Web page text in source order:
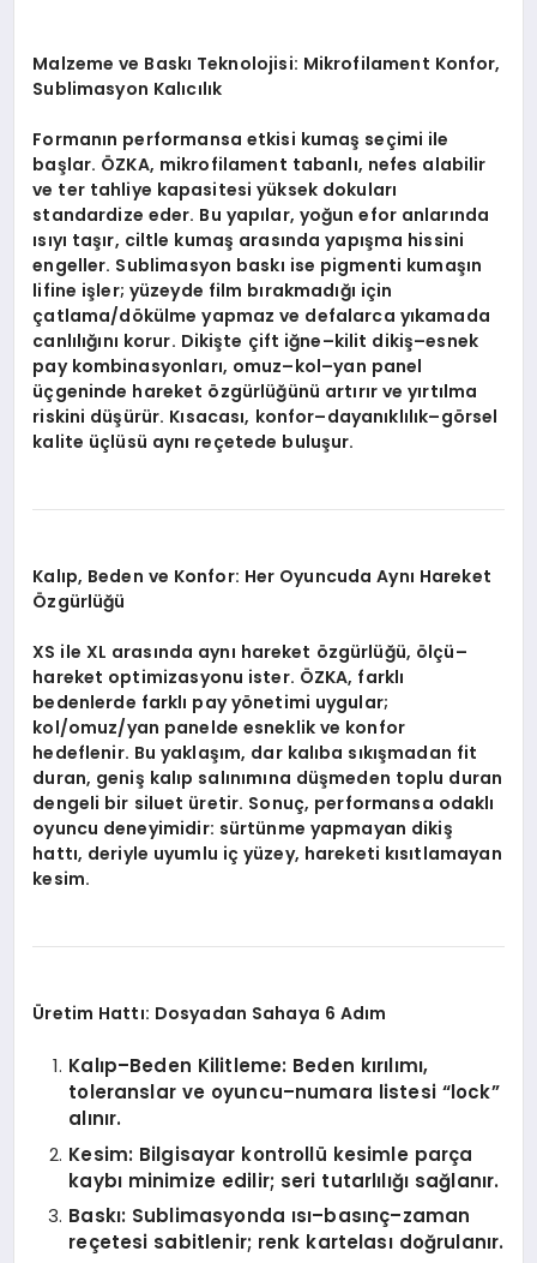
Malzeme ve Baskı Teknolojisi: Mikrofilament Konfor,
Sublimasyon Kalıcılık
Formanın performansa etkisi kumaş seçimi ile
başlar. ÖZKA, mikrofilament tabanlı, nefes alabilir
ve ter tahliye kapasitesi yüksek dokuları
standardize eder. Bu yapılar, yoğun efor anlarında
ısıyı taşır, ciltle kumaş arasında yapışma hissini
engeller. Sublimasyon baskı ise pigmenti kumaşın
lifine işler; yüzeyde film bırakmadığı için
çatlama/dökülme yapmaz ve defalarca yıkamada
canlılığını korur. Dikişte çift iğne–kilit dikiş–esnek
pay kombinasyonları, omuz–kol–yan panel
üçgeninde hareket özgürlüğünü artırır ve yırtılma
riskini düşürür. Kısacası, konfor–dayanıklılık–görsel
kalite üçlüsü aynı reçetede buluşur.
Kalıp, Beden ve Konfor: Her Oyuncuda Aynı Hareket
Özgürlüğü
XS ile XL arasında aynı hareket özgürlüğü, ölçü–
hareket optimizasyonu ister. ÖZKA, farklı
bedenlerde farklı pay yönetimi uygular;
kol/omuz/yan panelde esneklik ve konfor
hedeflenir. Bu yaklaşım, dar kalıba sıkışmadan fit
duran, geniş kalıp salınımına düşmeden toplu duran
dengeli bir siluet üretir. Sonuç, performansa odaklı
oyuncu deneyimidir: sürtünme yapmayan dikiş
hattı, deriyle uyumlu iç yüzey, hareketi kısıtlamayan
kesim.
Üretim Hattı: Dosyadan Sahaya 6 Adım
Kalıp–Beden Kilitleme: Beden kırılımı,
toleranslar ve oyuncu–numara listesi “lock”
alınır.
Kesim: Bilgisayar kontrollü kesimle parça
kaybı minimize edilir; seri tutarlılığı sağlanır.
Baskı: Sublimasyonda ısı–basınç–zaman
reçetesi sabitlenir; renk kartelası doğrulanır.